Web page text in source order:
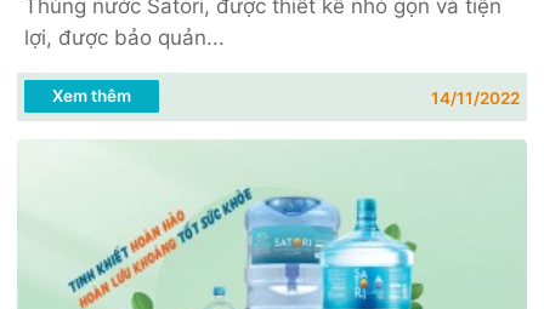
Thùng nước Satori, được thiết kế nhỏ gọn và tiện
lợi, được bảo quản...
Xem thêm 14/11/2022